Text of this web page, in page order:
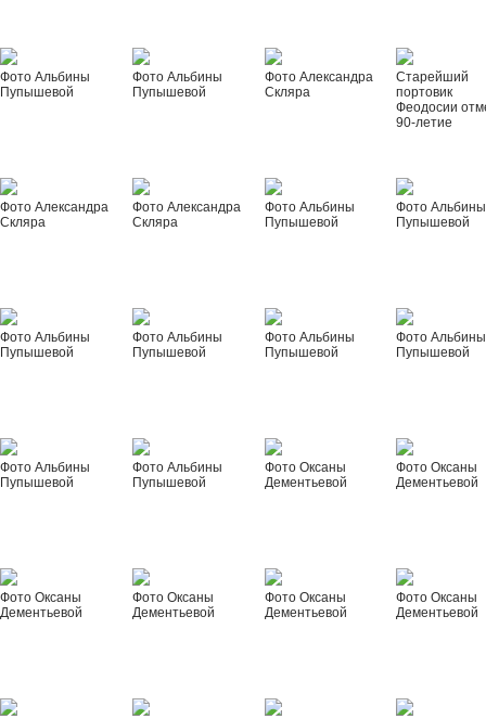
Фото Альбины
Пупышевой
Фото Альбины
Пупышевой
Фото Александра
Скляра
Старейший
портовик
Феодосии
90-летие
Фото Александра
Скляра
Фото Александра
Скляра
Фото Альбины
Пупышевой
Фото Альбины
Пупышевой
Фото Альбины
Пупышевой
Фото Альбины
Пупышевой
Фото Альбины
Пупышевой
Фото Альбины
Пупышевой
Фото Альбины
Пупышевой
Фото Альбины
Пупышевой
Фото Оксаны
Дементьевой
Фото Оксаны
Дементьевой
Фото Оксаны
Дементьевой
Фото Оксаны
Дементьевой
Фото Оксаны
Дементьевой
Фото Оксаны
Дементьевой